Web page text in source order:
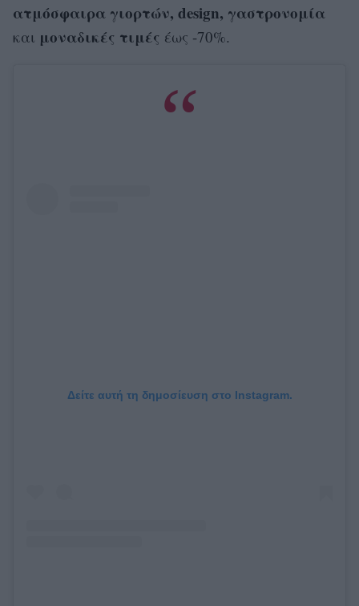
ατμόσφαιρα γιορτών, design, γαστρονομία
και μοναδικές τιμές έως -70%.
Δείτε αυτή τη δημοσίευση στο Instagram.